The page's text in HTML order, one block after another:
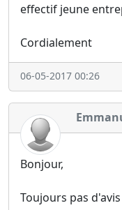
effectif jeune
Cordialement
06-05-2017 00:26
Bonjour,
Toujours pas d'avis